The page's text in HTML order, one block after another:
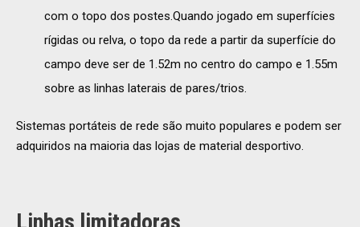
com o topo dos postes.Quando jogado em superfícies
rígidas ou relva, o topo da rede a partir da superfície do
campo deve ser de 1.52m no centro do campo e 1.55m
sobre as linhas laterais de pares/trios.
Sistemas portáteis de rede são muito populares e podem ser
adquiridos na maioria das lojas de material desportivo.
Linhas limitadoras